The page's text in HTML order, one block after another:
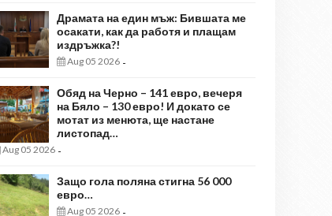
Драмата на един мъж: Бившата ме
осакати, как да работя и плащам
издръжка?!
Aug 05 2026 -
Обяд на Черно – 141 евро, вечеря
на Бяло – 130 евро! И докато се
мотат из менюта, ще настане
листопад…
Aug 05 2026 -
Защо гола поляна стигна 56 000
евро…
Aug 05 2026 -